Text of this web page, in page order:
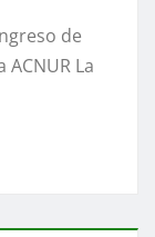
de
La